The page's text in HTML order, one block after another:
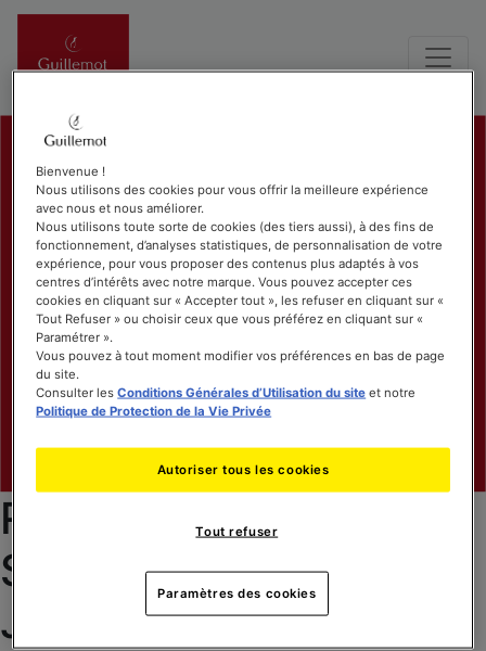
RAPPORT FINANCIER
SEMESTRIEL AU 30
JUIN 2019
Bienvenue !
Nous utilisons des cookies pour vous offrir la meilleure expérience
avec nous et nous améliorer.
Nous utilisons toute sorte de cookies (des tiers aussi), à des fins de
fonctionnement, d’analyses statistiques, de personnalisation de votre
expérience, pour vous proposer des contenus plus adaptés à vos
centres d’intérêts avec notre marque. Vous pouvez accepter ces
cookies en cliquant sur « Accepter tout », les refuser en cliquant sur «
Tout Refuser » ou choisir ceux que vous préférez en cliquant sur «
Paramétrer ».
Vous pouvez à tout moment modifier vos préférences en bas de page
du site.
Consulter lesConditions Générales d’Utilisation du site et notre
Politique de Protection de la Vie Privée
Tout refuser
Autoriser tous les cookies
Paramètres des cookies